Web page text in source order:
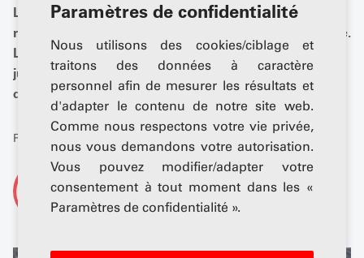
Paramètres de confidentialité
Nous utilisons des cookies/ciblage et
traitons des données à caractère
personnel afin de mesurer les résultats et
d'adapter le contenu de notre site web.
Comme nous respectons votre vie privée,
nous vous demandons votre autorisation.
Vous pouvez modifier/adapter votre
consentement à tout moment dans les «
Paramètres de confidentialité ».
Le régime fiscal applicable aux véhicules soumis à la
redevance sur le trafic des poids lourds va être modifié.
La directive 68 sera adaptée en conséquence au 1er
juillet 2026. Cela concerne par exemple l'importation
d'ambulances.
Publié: 15 juin 2026
De
AGVS-Newsdesk